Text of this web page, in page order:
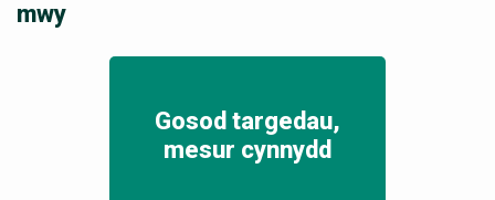
mwy
Gosod targedau,
mesur cynnydd